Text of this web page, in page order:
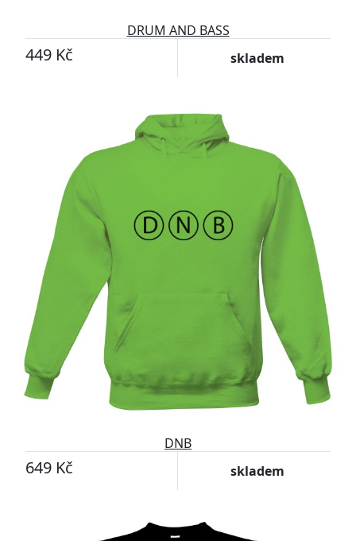
DRUM AND BASS
449 Kč skladem
DNB
649 Kč skladem